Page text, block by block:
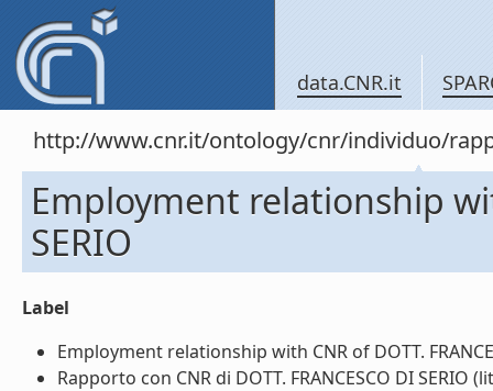
data.CNR.it
http://www.cnr.it/ontology/cnr/individuo/
Employment relationship
SERIO
Label
Employment relationship with CNR of DOTT.
Rapporto con CNR di DOTT. FRANCESCO DI SERIO